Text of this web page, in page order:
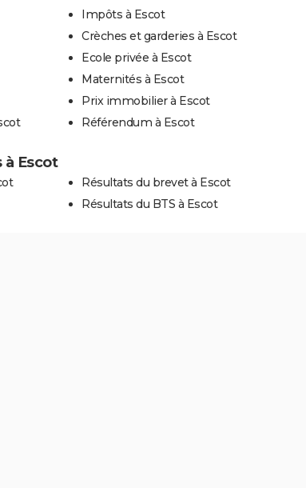
Impôts à Escot
Crèches et garderies à Escot
Ecole privée à Escot
Maternités à Escot
Prix immobilier à Escot
Référendum à Escot
Escot
Résultats du brevet à Escot
Résultats du BTS à Escot